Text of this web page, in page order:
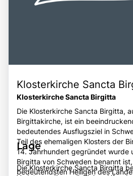
Klosterkirche Sancta
Klosterkirche Sancta Birgitta
Die Klosterkirche Sancta Birgitta,
Birgittakirche, ist ein
bedeutendes Ausflugsziel in
Teil des ehemaligen Klosters der
14. Jahrhundert gegründet wurde
Birgitta von Schweden benannt
bedeutendsten Heiligen des
Lage
Die Klosterkirche Sancta Birgitta